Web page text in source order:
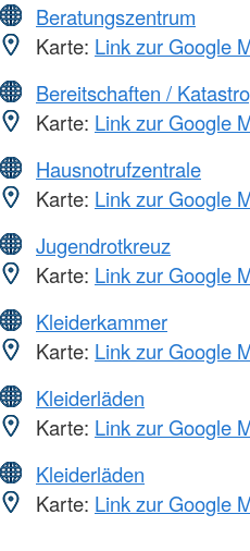
Beratungszentrum
Karte: Link zur Google
Bereitschaften /
Karte: Link zur Google
Hausnotrufzentrale
Karte: Link zur Google
Jugendrotkreuz
Karte: Link zur Google
Kleiderkammer
Karte: Link zur Google
Kleiderläden
Karte: Link zur Google
Kleiderläden
Karte: Link zur Google